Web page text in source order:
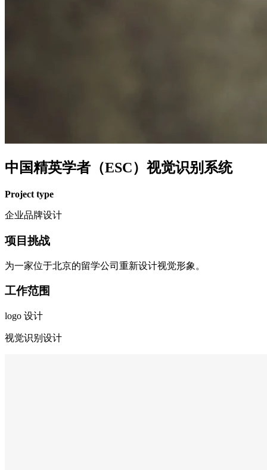
中国精英学者（ESC）视觉识别系统
Project type
企业品牌设计
项目挑战
为一家位于北京的留学公司重新设计视觉形象。
工作范围
logo 设计
视觉识别设计